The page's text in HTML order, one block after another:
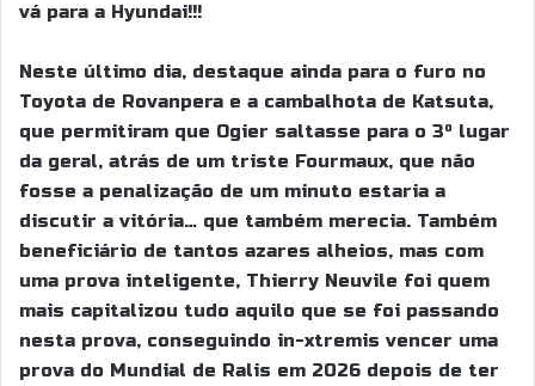
vá para a Hyundai!!!
Neste último dia, destaque ainda para o furo no
Toyota de Rovanpera e a cambalhota de Katsuta,
que permitiram que Ogier saltasse para o 3º lugar
da geral, atrás de um triste Fourmaux, que não
fosse a penalização de um minuto estaria a
discutir a vitória… que também merecia. Também
beneficiário de tantos azares alheios, mas com
uma prova inteligente, Thierry Neuvile foi quem
mais capitalizou tudo aquilo que se foi passando
nesta prova, conseguindo in-xtremis vencer uma
prova do Mundial de Ralis em 2026 depois de ter